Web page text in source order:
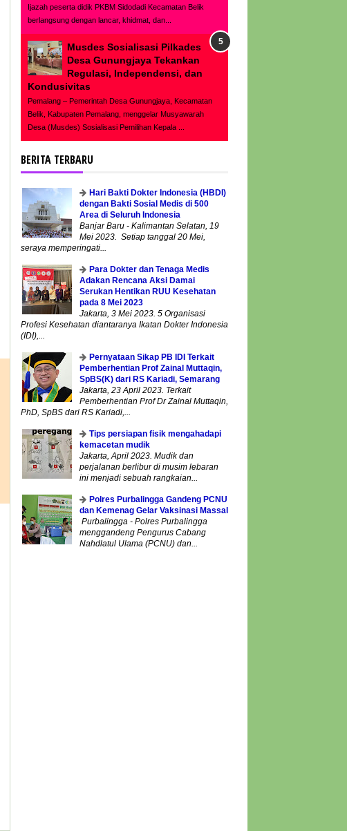
Ijazah peserta didik PKBM Sidodadi Kecamatan Belik
berlangsung dengan lancar, khidmat, dan...
Musdes Sosialisasi Pilkades
Desa Gunungjaya Tekankan
Regulasi, Independensi, dan
Kondusivitas
Pemalang – Pemerintah Desa Gunungjaya, Kecamatan
Belik, Kabupaten Pemalang, menggelar Musyawarah
Desa (Musdes) Sosialisasi Pemilihan Kepala ...
BERITA TERBARU
Hari Bakti Dokter Indonesia (HBDI)
dengan Bakti Sosial Medis di 500
Area di Seluruh Indonesia
Banjar Baru - Kalimantan Selatan, 19
Mei 2023. Setiap tanggal 20 Mei,
seraya memperingati...
Para Dokter dan Tenaga Medis
Adakan Rencana Aksi Damai
Serukan Hentikan RUU Kesehatan
pada 8 Mei 2023
Jakarta, 3 Mei 2023. 5 Organisasi
Profesi Kesehatan diantaranya Ikatan Dokter Indonesia
(IDI),...
Pernyataan Sikap PB IDI Terkait
Pemberhentian Prof Zainal Muttaqin,
SpBS(K) dari RS Kariadi, Semarang
Jakarta, 23 April 2023. Terkait
Pemberhentian Prof Dr Zainal Muttaqin,
PhD, SpBS dari RS Kariadi,...
Tips persiapan fisik mengahadapi
kemacetan mudik
Jakarta, April 2023. Mudik dan
perjalanan berlibur di musim lebaran
ini menjadi sebuah rangkaian...
Polres Purbalingga Gandeng PCNU
dan Kemenag Gelar Vaksinasi Massal
Purbalingga - Polres Purbalingga
menggandeng Pengurus Cabang
Nahdlatul Ulama (PCNU) dan...